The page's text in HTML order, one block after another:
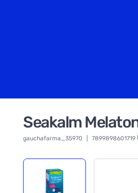
Seakalm
gauchafarma_35970 7899898601719